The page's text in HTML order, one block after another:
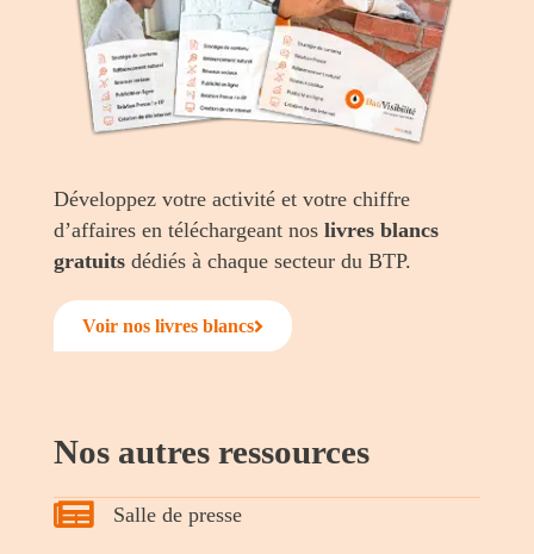
Développez votre activité et votre chiffre
d’affaires en téléchargeant nos livres blancs
gratuitsdédiés à chaque secteur du BTP.
Voir nos livres blancs
Nos autres ressources
Salle de presse